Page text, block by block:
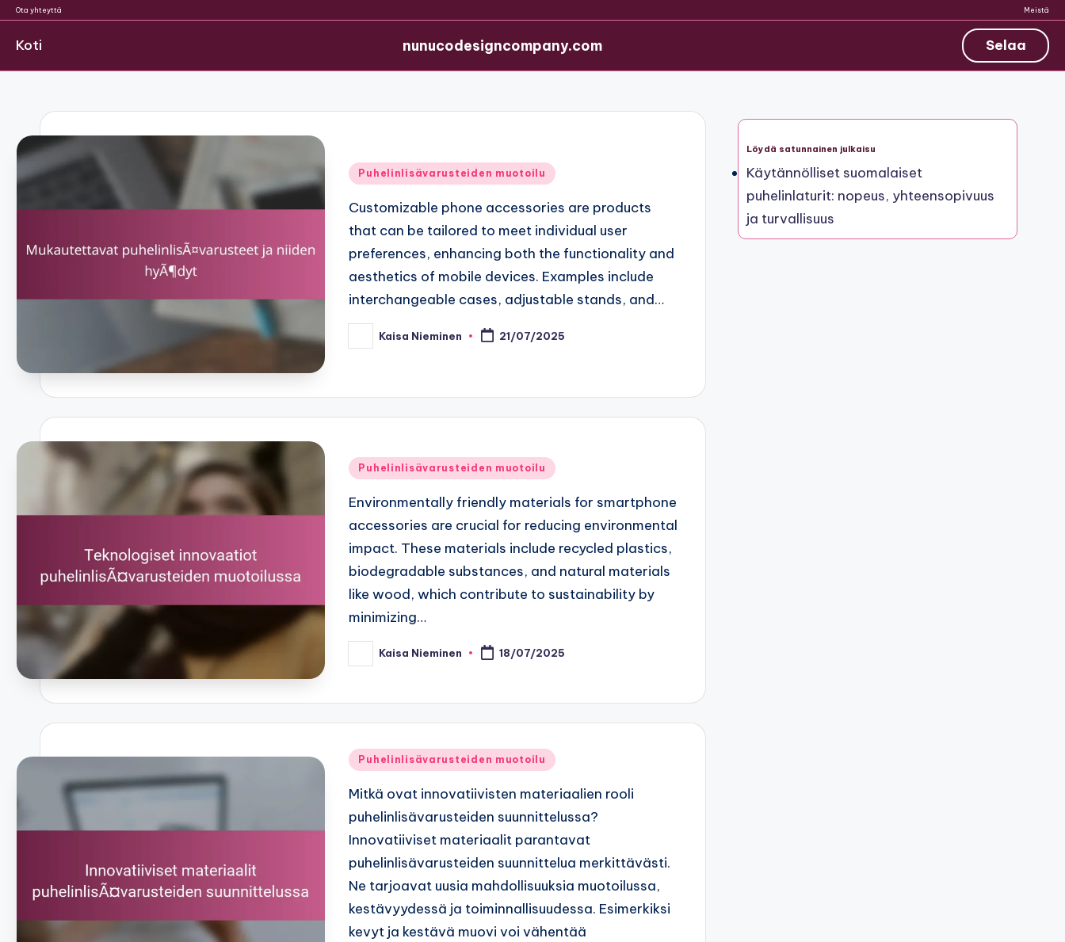
Ota yhteyttä Meistä
Koti nunucodesigncompany.com Selaa
content
Posted
Puhelinlisävarusteiden muotoilu
Customizable phone accessories are products
that can be tailored to meet individual user
preferences, enhancing both the functionality and
aesthetics of mobile devices. Examples include
interchangeable cases, adjustable stands, and…
Posted
by
Kaisa Nieminen 21/07/2025
Posted
Puhelinlisävarusteiden muotoilu
Environmentally friendly materials for smartphone
accessories are crucial for reducing environmental
impact. These materials include recycled plastics,
biodegradable substances, and natural materials
like wood, which contribute to sustainability by
minimizing…
Posted
by
Kaisa Nieminen 18/07/2025
Posted
Puhelinlisävarusteiden muotoilu
Mitkä ovat innovatiivisten materiaalien rooli
puhelinlisävarusteiden suunnittelussa?
Innovatiiviset materiaalit parantavat
puhelinlisävarusteiden suunnittelua merkittävästi.
Ne tarjoavat uusia mahdollisuuksia muotoilussa,
kestävyydessä ja toiminnallisuudessa. Esimerkiksi
kevyt ja kestävä muovi voi vähentää
Löydä satunnainen julkaisu
Käytännölliset suomalaiset
puhelinlaturit: nopeus, yhteensopivuus
ja turvallisuus